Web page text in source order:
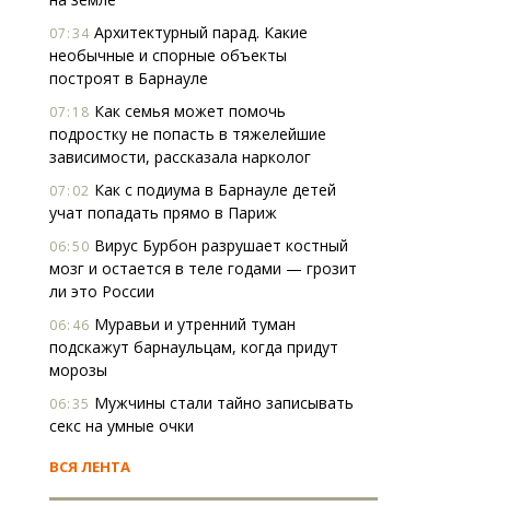
07:34 Архитектурный парад. Какие
необычные и спорные объекты
построят в Барнауле
07:18 Как семья может помочь
подростку не попасть в тяжелейшие
зависимости, рассказала нарколог
07:02 Как с подиума в Барнауле детей
учат попадать прямо в Париж
06:50 Вирус Бурбон разрушает костный
мозг и остается в теле годами — грозит
ли это России
06:46 Муравьи и утренний туман
подскажут барнаульцам, когда придут
морозы
06:35 Мужчины стали тайно записывать
секс на умные очки
ВСЯ ЛЕНТА